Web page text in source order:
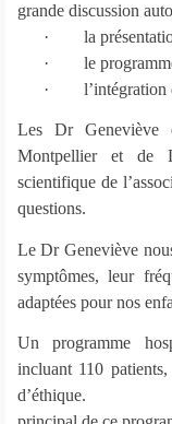
grande discussion
·
la
·
le
·
l’intégration
Les Dr Geneviève
Montpellier et de
scientifique de
questions.
Le Dr Geneviève
symptômes, leur
adaptées pour nos
Un programme
incluant 110
d’éthique. Le Dr